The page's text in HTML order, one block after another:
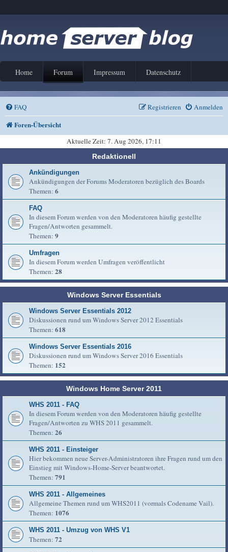
Home Forum Impressum Datenschutz
FAQ Anmelden
Registrieren
Foren-Übersicht
Aktuelle Zeit: 7. Aug 2026, 17:11
Redaktionell
Ankündigungen
Ankündigungen der Forums Moderatoren bezüglich des Boards
Themen: 6
FAQ
In diesem Forum werden von den Moderatoren häufig gestellte
Fragen/Antworten gesammelt.
Themen: 9
Umfragen
In diesem Forum werden Umfragen veröffentlicht
Themen: 28
Windows Server Essentials
Windows Server Essentials 2012
Diskussionen rund um Windows Server 2012 Essentials
Themen: 618
Windows Server Essentials 2016
Diskussionen rund um Windows Server 2016 Essentials
Themen: 152
Windows Home Server 2011
WHS 2011 - FAQ
In diesem Forum werden von den Moderatoren häufig gestellte
Fragen/Antworten zu WHS 2011 gesammelt.
Themen: 26
WHS 2011 - Einsteiger
Hier bekommen neue Server-Administratoren ihre Fragen rund um den
Einstieg mit Windows-Home-Server beantwortet.
Themen: 791
WHS 2011 - Allgemeines
Allgemeine Themen rund um WHS2011 (vormals Codename Vail).
Themen: 1076
WHS 2011 - Umzug von WHS V1
Themen: 72